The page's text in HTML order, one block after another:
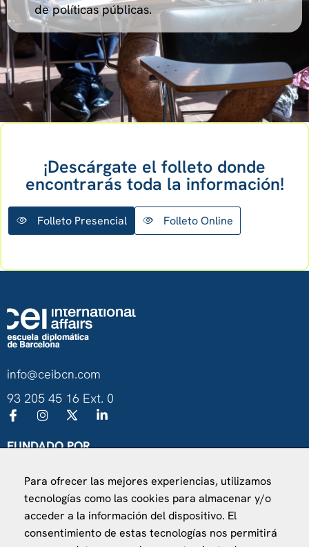
de políticas públicas.
¡Descárgate el folleto donde
encontrarás toda la información!
Folleto Presencial Folleto Online
info@ceibcn.com
93 205 45 16 Ext. 0
FUNDADO POR
Ministerio de Asuntos Exteriores, UE y Cooperación
Fundación "la Caixa"
Para ofrecer las mejores experiencias, utilizamos
tecnologías como las cookies para almacenar y/o
acceder a la información del dispositivo. El
consentimiento de estas tecnologías nos permitirá